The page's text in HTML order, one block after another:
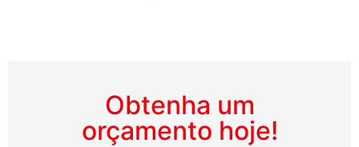
Obtenha um
orçamento hoje!